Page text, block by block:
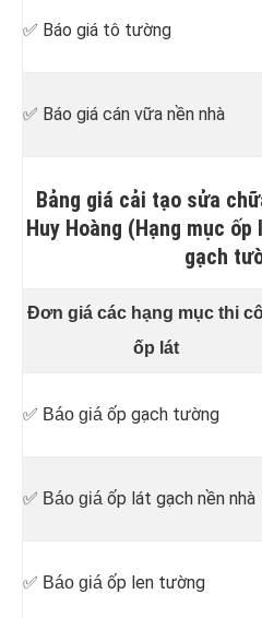
✅ Báo giá tô tường
✅ Báo giá cán vữa nền nhà
Bảng giá cải tạo sửa
Huy Hoàng (Hạng mục
gạch
Đơn giá các hạng mục thi
ốp lát
✅ Báo giá ốp gạch tường
✅ Báo giá ốp lát gạch nền nhà
✅ Báo giá ốp len tường